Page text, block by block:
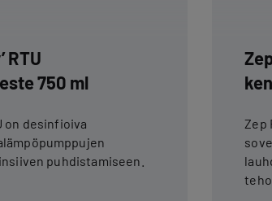
RTU
750 ml
on desinfioiva
puhdistamiseen.
Zep